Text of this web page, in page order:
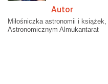
Autor
Miłośniczka astronomii i
Astronomicznym Almukantarat